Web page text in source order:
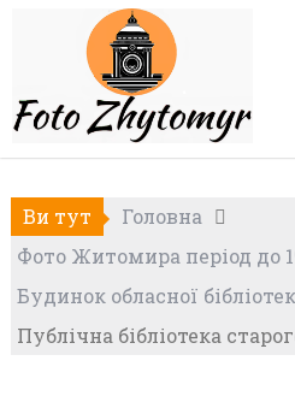
Ви тут
Головна
Фото Житомира період до
Будинок обласної
Публічна бібліотека